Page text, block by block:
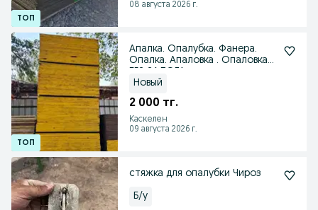
08 августа 2026 г.
Апалка. Опалубка. Фанера.
Опалка. Апаловка . Опаловка
Новый
2 000 тг.
Каскелен
09 августа 2026 г.
стяжка для опалубки Чироз
Б/у